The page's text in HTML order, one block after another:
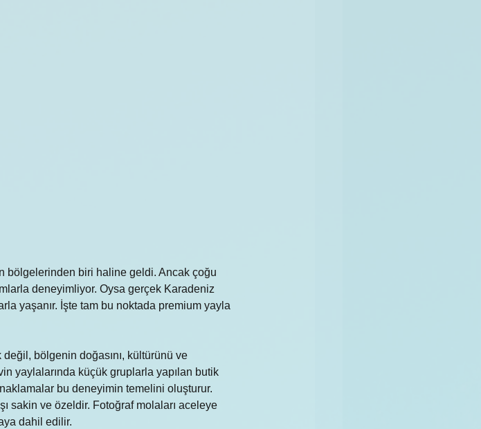
bölgelerinden biri haline geldi. Ancak çoğu
deneyimliyor. Oysa gerçek Karadeniz
yaşanır. İşte tam bu noktada premium yayla
bölgenin doğasını, kültürünü ve
yaylalarında küçük gruplarla yapılan butik
bu deneyimin temelini oluşturur.
sakin ve özeldir. Fotoğraf molaları aceleye
dahil edilir.